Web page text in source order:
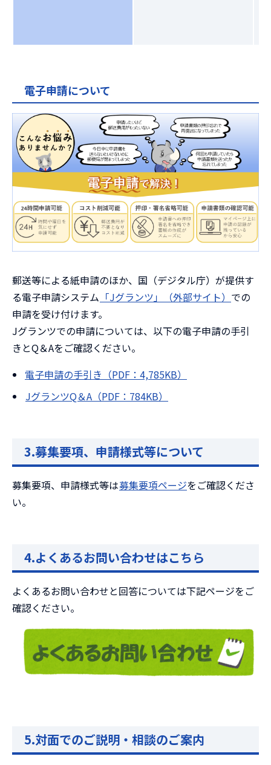
電子申請について
郵送等による紙申請のほか、国（デジタル庁）が提供す
る電子申請システム 「Jグランツ」（外部サイト） での
申請を受け付けます。
Jグランツでの申請については、以下の電子申請の手引
きとQ＆Aをご確認ください。
電子申請の手引き（PDF：4,785KB）
JグランツQ＆A（PDF：784KB）
3.募集要項、申請様式等について
募集要項、申請様式等は募集要項ページをご確認くださ
い。
4.よくあるお問い合わせはこちら
よくあるお問い合わせと回答については下記ページをご
確認ください。
5.対面でのご説明・相談のご案内